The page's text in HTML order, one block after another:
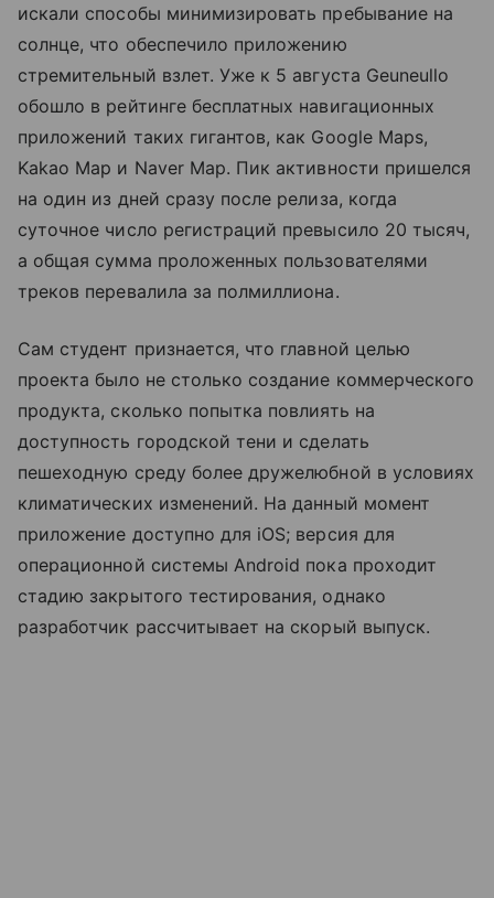
искали способы минимизировать пребывание на
солнце, что обеспечило приложению
стремительный взлет. Уже к 5 августа Geuneullo
обошло в рейтинге бесплатных навигационных
приложений таких гигантов, как Google Maps,
Kakao Map и Naver Map. Пик активности пришелся
на один из дней сразу после релиза, когда
суточное число регистраций превысило 20 тысяч,
а общая сумма проложенных пользователями
треков перевалила за полмиллиона.
Сам студент признается, что главной целью
проекта было не столько создание коммерческого
продукта, сколько попытка повлиять на
доступность городской тени и сделать
пешеходную среду более дружелюбной в условиях
климатических изменений. На данный момент
приложение доступно для iOS; версия для
операционной системы Android пока проходит
стадию закрытого тестирования, однако
разработчик рассчитывает на скорый выпуск.